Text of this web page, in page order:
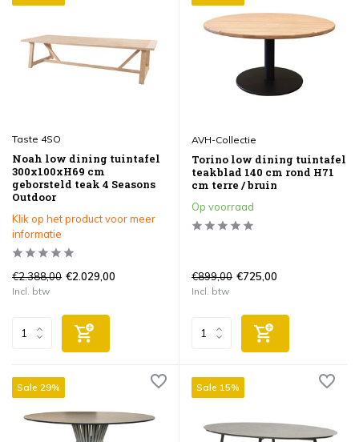
Taste 4SO
Noah low dining tuintafel
300x100xH69 cm
geborsteld teak 4 Seasons
Outdoor
Klik op het product voor meer
informatie
€2.388,00 €2.029,00
Incl. btw
AVH-Collectie
Torino low dining tuintafel
teakblad 140 cm rond H71
cm terre / bruin
Op voorraad
€899,00 €725,00
Incl. btw
Sale 29% Sale 15%